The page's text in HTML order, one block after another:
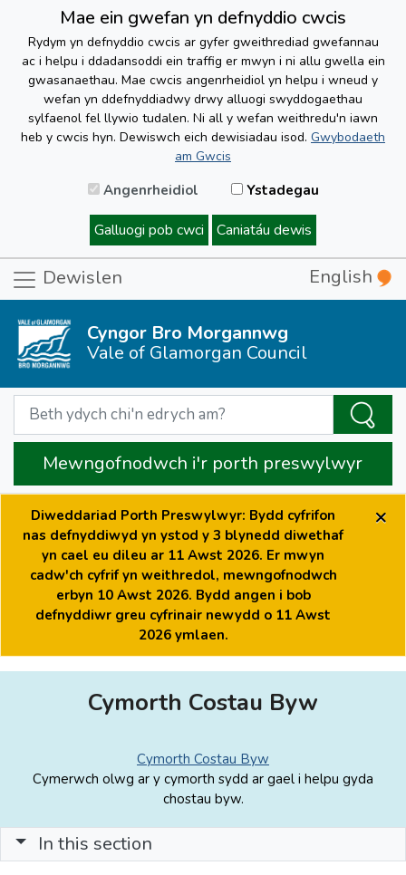
Mae ein gwefan yn defnyddio cwcis
Rydym yn defnyddio cwcis ar gyfer gweithrediad gwefannau
ac i helpu i ddadansoddi ein traffig er mwyn i ni allu gwella ein
gwasanaethau. Mae cwcis angenrheidiol yn helpu i wneud y
wefan yn ddefnyddiadwy drwy alluogi swyddogaethau
sylfaenol fel llywio tudalen. Ni all y wefan weithredu'n iawn
heb y cwcis hyn. Dewiswch eich dewisiadau isod. Gwybodaeth
am Gwcis
Angenrheidiol Ystadegau
Galluogi pob cwci Caniatáu dewis
Dewislen English
Cyngor Bro Morgannwg
Vale of Glamorgan Council
Mewngofnodwch i'r porth preswylwyr
Diweddariad Porth Preswylwyr: Bydd cyfrifon
nas defnyddiwyd yn ystod y 3 blynedd diwethaf
yn cael eu dileu ar 11 Awst 2026. Er mwyn
cadw'ch cyfrif yn weithredol, mewngofnodwch
erbyn 10 Awst 2026. Bydd angen i bob
defnyddiwr greu cyfrinair newydd o 11 Awst
2026 ymlaen.
×
Cymorth Costau Byw
Cymorth Costau Byw
Cymerwch olwg ar y cymorth sydd ar gael i helpu gyda
chostau byw.
In this section